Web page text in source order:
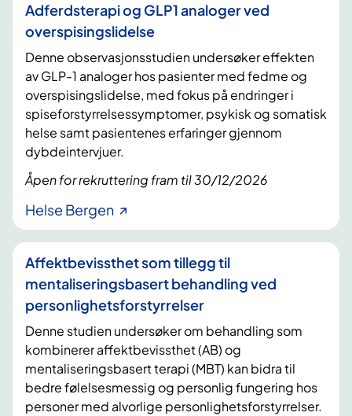
Adferdsterapi og GLP1 analoger ved
overspisingslidelse
Denne observasjonsstudien undersøker effekten
av GLP-1 analoger hos pasienter med fedme og
overspisingslidelse, med fokus på endringer i
spiseforstyrrelsessymptomer, psykisk og somatisk
helse samt pasientenes erfaringer gjennom
dybdeintervjuer.
Åpen for rekruttering fram til 30/12/2026
Helse Bergen
Affektbevissthet som tillegg til
mentaliseringsbasert behandling ved
personlighetsforstyrrelser
Denne studien undersøker om behandling som
kombinerer affektbevissthet (AB) og
mentaliseringsbasert terapi (MBT) kan bidra til
bedre følelsesmessig og personlig fungering hos
personer med alvorlige personlighetsforstyrrelser.